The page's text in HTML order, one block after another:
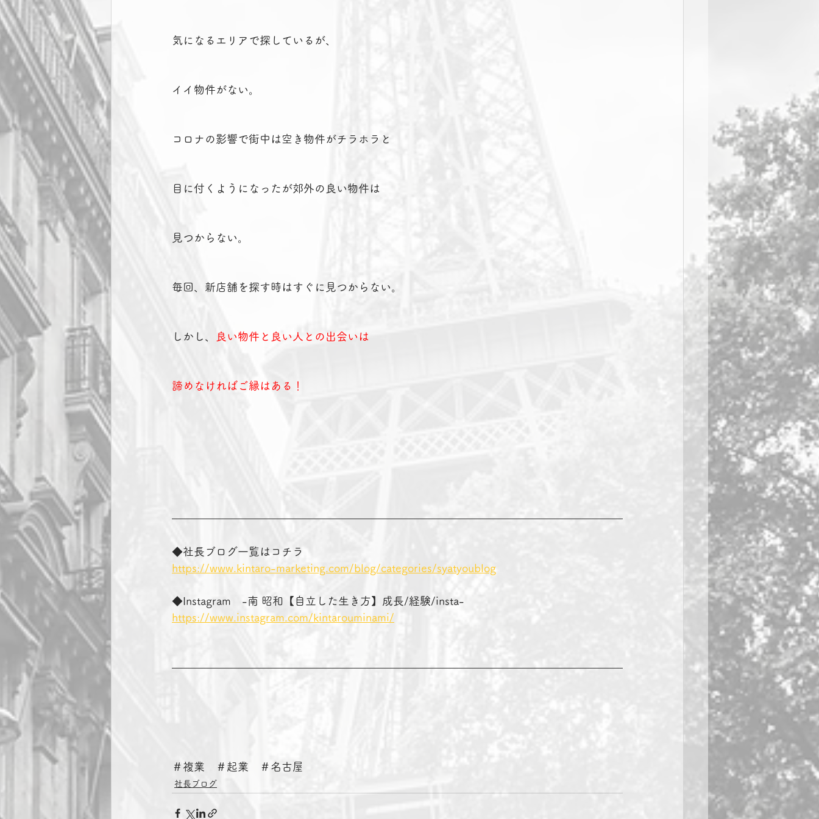
気になるエリアで探しているが、
イイ物件がない。
コロナの影響で街中は空き物件がチラホラと
目に付くようになったが郊外の良い物件は
見つからない。
毎回、新店舗を探す時はすぐに見つからない。
しかし、 良い物件と良い人との出会いは
諦めなければご縁はある！
◆社長ブログ一覧はコチラ
https://www.kintaro-marketing.com/blog/categories/syatyoublog
◆Instagram　-南 昭和【自立した生き方】成長/経験/insta-
https://www.instagram.com/kintarouminami/
＃複業　＃起業　＃名古屋
社長ブログ